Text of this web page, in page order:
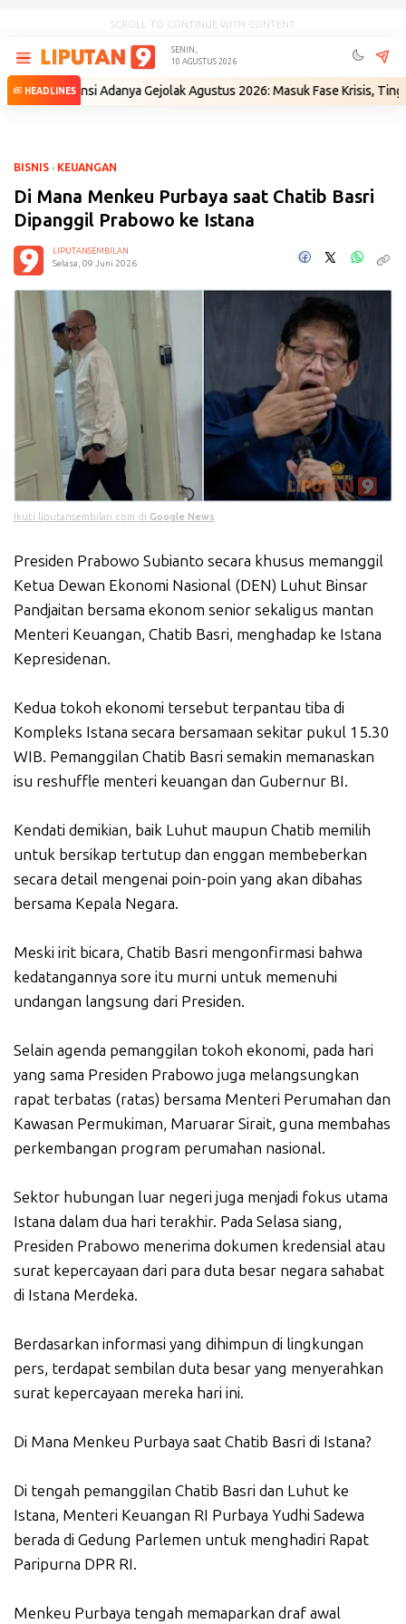
SCROLL TO CONTINUE WITH CONTENT
SENIN,
10 AGUSTUS 2026
HEADLINES
Adanya Gejolak Agustus 2026: Masuk Fase Krisis, Tinggal
BISNIS › KEUANGAN
Di Mana Menkeu Purbaya saat Chatib Basri
Dipanggil Prabowo ke Istana
LIPUTANSEMBILAN
Selasa, 09 Juni 2026
Ikuti liputansembilan.com di Google News
Presiden Prabowo Subianto secara khusus memanggil
Ketua Dewan Ekonomi Nasional (DEN) Luhut Binsar
Pandjaitan bersama ekonom senior sekaligus mantan
Menteri Keuangan, Chatib Basri, menghadap ke Istana
Kepresidenan.
Kedua tokoh ekonomi tersebut terpantau tiba di
Kompleks Istana secara bersamaan sekitar pukul 15.30
WIB. Pemanggilan Chatib Basri semakin memanaskan
isu reshuffle menteri keuangan dan Gubernur BI.
Kendati demikian, baik Luhut maupun Chatib memilih
untuk bersikap tertutup dan enggan membeberkan
secara detail mengenai poin-poin yang akan dibahas
bersama Kepala Negara.
Meski irit bicara, Chatib Basri mengonfirmasi bahwa
kedatangannya sore itu murni untuk memenuhi
undangan langsung dari Presiden.
Selain agenda pemanggilan tokoh ekonomi, pada hari
yang sama Presiden Prabowo juga melangsungkan
rapat terbatas (ratas) bersama Menteri Perumahan dan
Kawasan Permukiman, Maruarar Sirait, guna membahas
perkembangan program perumahan nasional.
Sektor hubungan luar negeri juga menjadi fokus utama
Istana dalam dua hari terakhir. Pada Selasa siang,
Presiden Prabowo menerima dokumen kredensial atau
surat kepercayaan dari para duta besar negara sahabat
di Istana Merdeka.
Berdasarkan informasi yang dihimpun di lingkungan
pers, terdapat sembilan duta besar yang menyerahkan
surat kepercayaan mereka hari ini.
Di Mana Menkeu Purbaya saat Chatib Basri di Istana?
Di tengah pemanggilan Chatib Basri dan Luhut ke
Istana, Menteri Keuangan RI Purbaya Yudhi Sadewa
berada di Gedung Parlemen untuk menghadiri Rapat
Paripurna DPR RI.
Menkeu Purbaya tengah memaparkan draf awal